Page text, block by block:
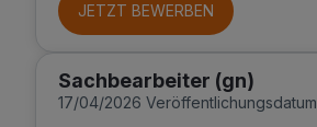
JETZT BEWERBEN
Sachbearbeiter (gn)
17/04/2026 Veröffentlichungsdatum